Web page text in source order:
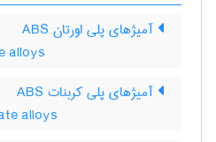
آمیژهای پلی اورتان ABS
alloys
آمیژهای پلی کربنات ABS
alloys